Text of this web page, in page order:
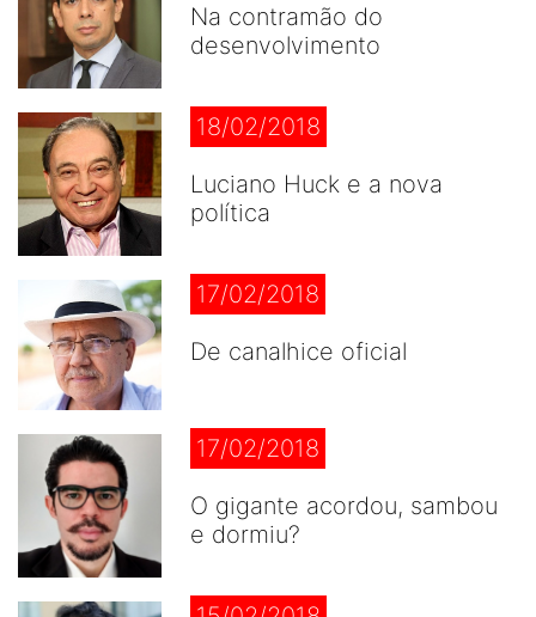
Na contramão do
desenvolvimento
18/02/2018
Luciano Huck e a nova
política
17/02/2018
De canalhice oficial
17/02/2018
O gigante acordou, sambou
e dormiu?